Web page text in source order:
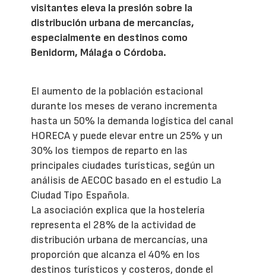
visitantes eleva la presión sobre la
distribución urbana de mercancías,
especialmente en destinos como
Benidorm, Málaga o Córdoba.
El aumento de la población estacional
durante los meses de verano incrementa
hasta un 50% la demanda logística del canal
HORECA y puede elevar entre un 25% y un
30% los tiempos de reparto en las
principales ciudades turísticas, según un
análisis de AECOC basado en el estudio La
Ciudad Tipo Española.
La asociación explica que la hostelería
representa el 28% de la actividad de
distribución urbana de mercancías, una
proporción que alcanza el 40% en los
destinos turísticos y costeros, donde el